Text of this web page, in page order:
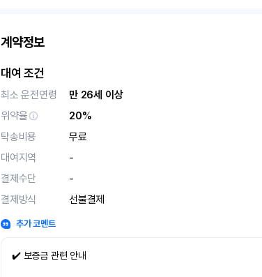
계약정보
대여 조건
최소 운전연령
만 26세 이상
위약율
20%
탁송비용
무료
대여지역
-
결제수단
-
결제방식
선불결제
추가 코멘트
✔️ 보증금 관련 안내